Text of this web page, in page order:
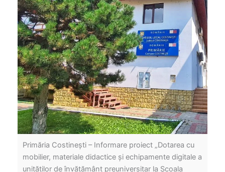
Primăria Costinești – Informare proiect „Dotarea cu
mobilier, materiale didactice și echipamente digitale a
unităților de învățământ preuniversitar la Școala